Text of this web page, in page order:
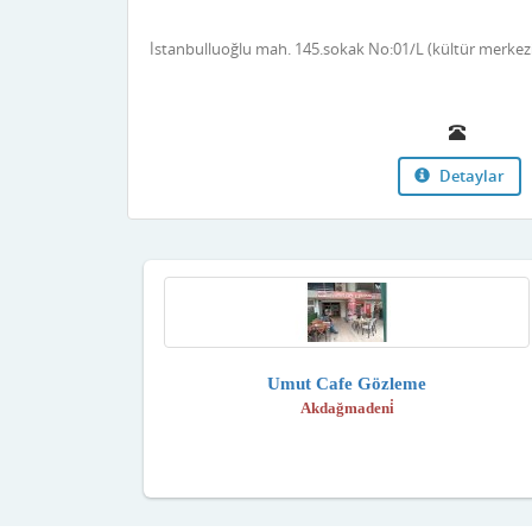
İstanbulluoğlu mah. 145.sokak No:01/L (kültür
Detaylar
Umut Cafe Gözleme
Akdağmadeni̇